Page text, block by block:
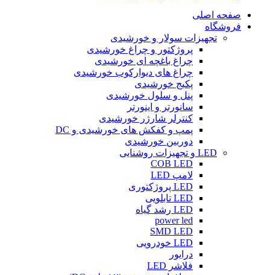
صفحه اصلی
فروشگاه
تجهیزات سولار و خورشیدی
پروژکتور و چراغ خورشیدی
چراغ باغچه ای خورشیدی
چراغ های دیوارکوب خورشیدی
پکیج خورشیدی
پنل و سلول خورشیدی
سانورتر و اینورتر
کنترلر شارژر خورشیدی
پمپ و کفکش های خورشیدی و DC
دوربین خورشیدی
LED و تجهیزات روشنایی
COB LED
لامپ LED
LED پروژکتوری
LED تابلویی
LED رشد گیاه
power led
SMD LED
LED خودرویی
درایور
فلاشر LED